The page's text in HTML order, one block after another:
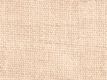
декоративными
чудовища или
моря. Bertius
вероятно, также
Бертиус Петрус